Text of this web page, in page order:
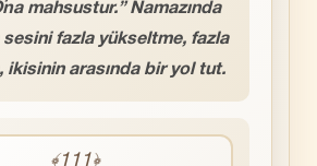
mahsustur.” Namazında
sesini fazla yükseltme, fazla
ikisinin arasında bir yol tut.
﴾111﴿